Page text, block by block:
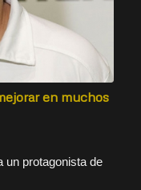
en muchos
un protagonista de